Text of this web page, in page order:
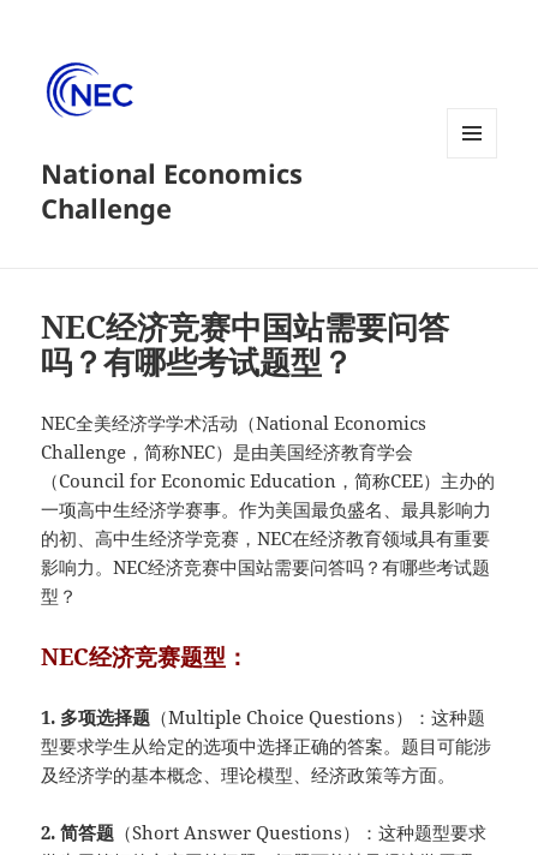
National Economics
Challenge
NEC经济竞赛中国站需要问答
吗？有哪些考试题型？
NEC全美经济学学术活动（National Economics
Challenge，简称NEC）是由美国经济教育学会
（Council for Economic Education，简称CEE）主办的
一项高中生经济学赛事。作为美国最负盛名、最具影响力
的初、高中生经济学竞赛，NEC在经济教育领域具有重要
影响力。NEC经济竞赛中国站需要问答吗？有哪些考试题
型？
NEC经济竞赛题型：
1. 多项选择题 （Multiple Choice Questions）：这种题
型要求学生从给定的选项中选择正确的答案。题目可能涉
及经济学的基本概念、理论模型、经济政策等方面。
2. 简答题 （Short Answer Questions）：这种题型要求